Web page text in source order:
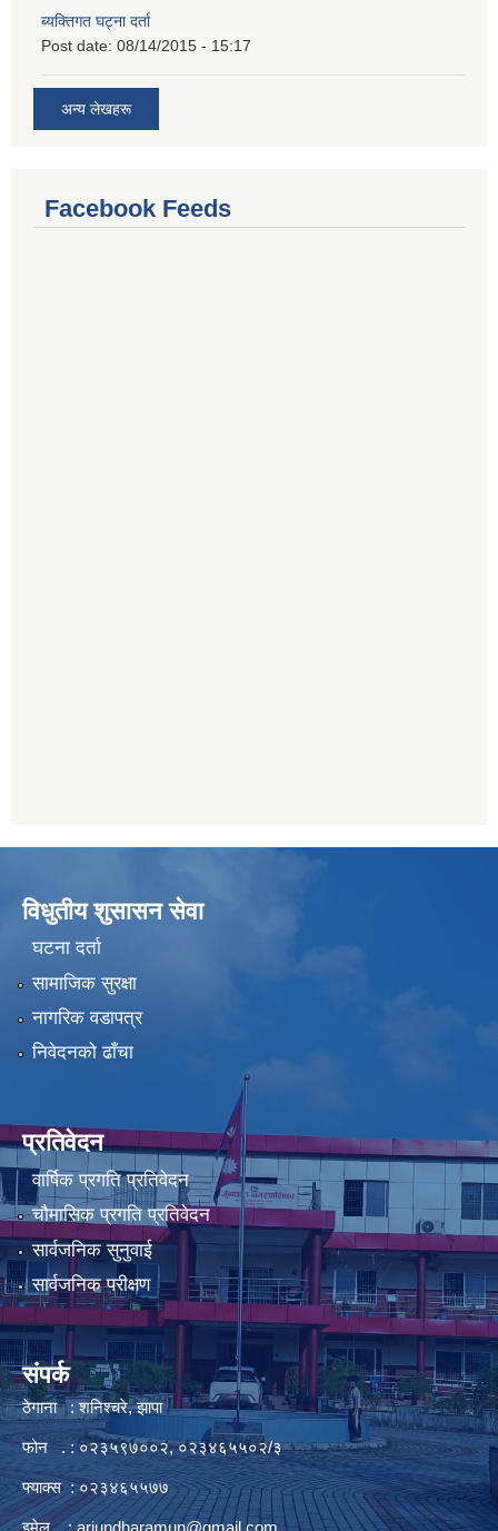
ब्यक्तिगत घट्ना दर्ता
Post date: 08/14/2015 - 15:17
अन्य लेखहरू
Facebook Feeds
विधुतीय शुसासन सेवा
घटना दर्ता
सामाजिक सुरक्षा
नागरिक वडापत्र
निवेदनको ढाँचा
प्रतिवेदन
वार्षिक प्रगति प्रतिवेदन
चौमासिक प्रगति प्रतिवेदन
सार्वजनिक सुनुवाई
सार्वजनिक परीक्षण
संपर्क
ठेगाना : शनिश्चरे, झापा
फोन . : ०२३५९७००२, ०२३४६५५०२/३
फ्याक्स : ०२३४६५५७७
इमेल :arjundharamun@gmail.com